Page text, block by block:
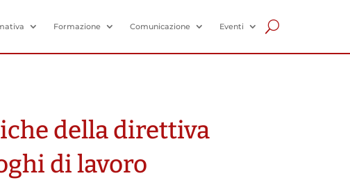
Formazione Comunicazione Eventi
della direttiva
di lavoro